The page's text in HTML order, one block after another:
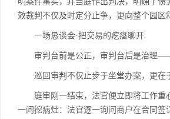
效裁判不仅及时定分止争，更向整个园区
一场恳谈会·把交易的疙瘩聊开
审判台前是公正，审判台后是治理
巡回审判不仅止步于坐堂办案，更在
庭审刚一结束，法官便立即将工作重心
一问挖病灶：法官逐一询问商户在合同